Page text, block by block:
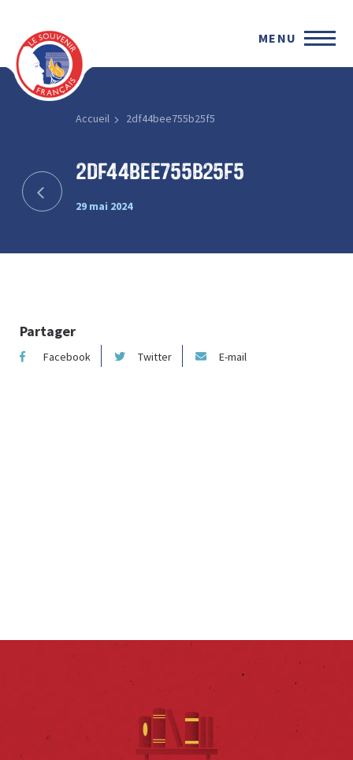
MENU
Accueil 2df44bee755b25f5
2df44bee755b25f5
29 mai 2024
Partager
Facebook Twitter E-mail